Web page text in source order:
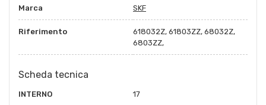
Marca SKF
Riferimento
618032Z, 61803ZZ, 68032Z,
6803ZZ,
Scheda tecnica
INTERNO 17